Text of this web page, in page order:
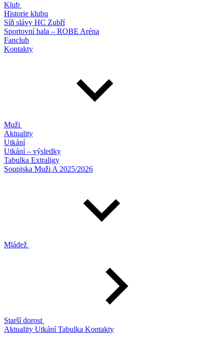
Klub
Historie klubu
Síň slávy HC Zubří
Sportovní hala – ROBE Aréna
Fanclub
Kontakty
Muži
Aktuality
Utkání
Utkání – výsledky
Tabulka Extraligy
Soupiska Muži A 2025/2026
Mládež
Starší dorost
Aktuality UtkáníTabulka Kontakty